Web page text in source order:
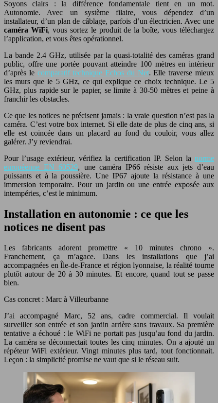
Soyons clairs : la différence fondamentale tient en un mot.
Autonomie. Avec un système filaire, vous dépendez d’un
installateur, d’un plan de câblage, parfois d’un électricien. Avec une
caméra WiFi, vous sortez le produit de la boîte, vous téléchargez
l’application, et vous êtes opérationnel.
La bande 2.4 GHz, utilisée par la quasi-totalité des caméras grand
public, offre une portée pouvant atteindre 100 mètres en intérieur
d’après le comparatif technique Echos du Net. Elle traverse mieux
les murs que le 5 GHz, ce qui explique ce choix technique. Le 5
GHz, plus rapide sur le papier, se limite à 30-50 mètres et peine à
franchir les obstacles.
Ce que les notices ne précisent jamais : la vraie question n’est pas la
caméra. C’est votre box internet. Si elle date de plus de cinq ans, si
elle est coincée dans un placard au fond du couloir, vous allez
galérer. J’y reviendrai.
Pour l’usage extérieur, vérifiez la certification IP. Selon la norme
européenne EN 60529, une caméra IP66 résiste aux jets d’eau
puissants et à la poussière. Une IP67 ajoute la résistance à une
immersion temporaire. Pour un jardin ou une entrée exposée aux
intempéries, c’est le minimum.
Installation en autonomie : ce que les
notices ne disent pas
Les fabricants adorent promettre « 10 minutes chrono ».
Franchement, ça m’agace. Dans les installations que j’ai
accompagnées en Île-de-France et région lyonnaise, la réalité tourne
plutôt autour de 20 à 30 minutes. Et encore, quand tout se passe
bien.
Cas concret : Marc à Villeurbanne
J’ai accompagné Marc, 52 ans, cadre commercial. Il voulait
surveiller son entrée et son jardin arrière sans travaux. Sa première
tentative a échoué : le WiFi ne portait pas jusqu’au fond du jardin.
La caméra se déconnectait toutes les cinq minutes. On a ajouté un
répéteur WiFi extérieur. Vingt minutes plus tard, tout fonctionnait.
Leçon : la simplicité promise ne vaut que si le réseau suit.